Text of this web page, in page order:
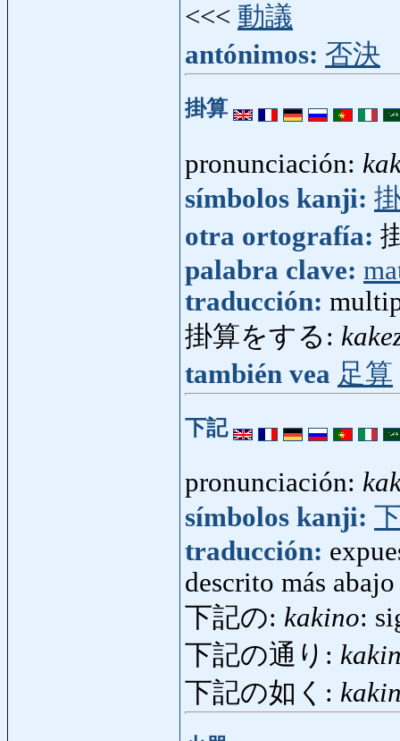
<<< 動議
antónimos: 否決
掛算
pronunciación:
símbolos kanji:
otra ortografía:
palabra clave:
traducción:
掛算をする:
también vea 足算
下記
pronunciación:
símbolos kanji:
traducción:
descrito más abajo
下記の: kakino:
下記の通り:
下記の如く: